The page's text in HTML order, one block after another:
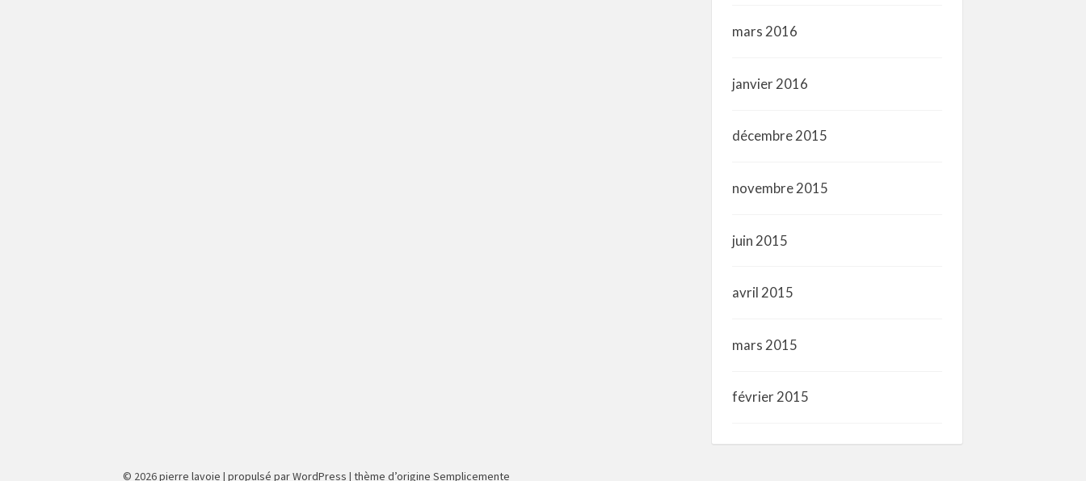
mars 2016
janvier 2016
décembre 2015
novembre 2015
juin 2015
avril 2015
mars 2015
février 2015
© 2026pierre lavoie | propulsé par WordPress | thème d’origine Semplicemente